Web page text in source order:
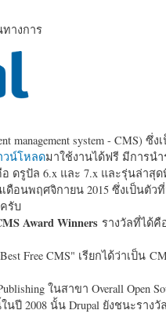
างการ
system - CMS) ซึ่ง
วน์โหลดมาใช้งานได้ฟรี มีการน
ดรูปัล 6.x และ 7.x และรุ่นล่าสุด
ดือนพฤศจิกายน 2015 ซึ่งเป็นตั
รับ
Award Winners รางวัลที่ได้คื
Best Free CMS" เรียกได้ว่าเป็น
ในสาขา Overall Open
ปี 2008 นั้น Drupal ยังชนะรางวั